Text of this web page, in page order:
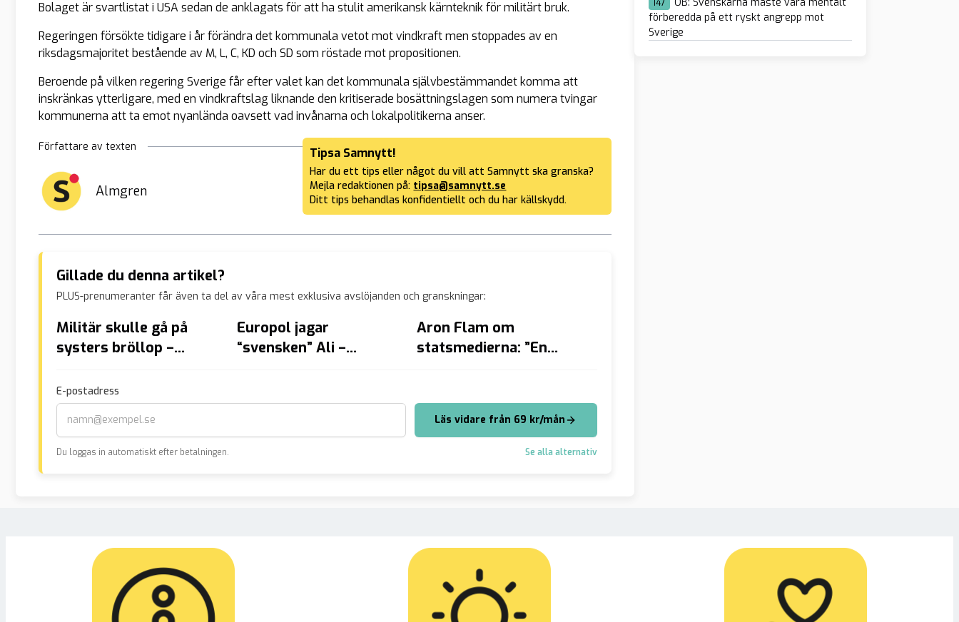
Bolaget är svartlistat i USA sedan de anklagats för att ha stulit amerikansk kärnteknik för militärt bruk.
Regeringen försökte tidigare i år förändra det kommunala vetot mot vindkraft men stoppades av en
riksdagsmajoritet bestående av M, L, C, KD och SD som röstade mot propositionen.
Beroende på vilken regering Sverige får efter valet kan det kommunala självbestämmandet komma att
inskränkas ytterligare, med en vindkraftslag liknande den kritiserade bosättningslagen som numera tvingar
kommunerna att ta emot nyanlända oavsett vad invånarna och lokalpolitikerna anser.
Författare av texten
Almgren
Tipsa Samnytt!
Har du ett tips eller något du vill att Samnytt ska granska?
Mejla redaktionen på: tipsa@samnytt.se
Ditt tips behandlas konfidentiellt och du har källskydd.
Gillade du denna artikel?
PLUS-prenumeranter får även ta del av våra mest exklusiva avslöjanden och granskningar:
Militär skulle gå på
systers bröllop –
gymnasieafghan
Europol jagar
“svensken” Ali –
köpcentrum där
Aron Flam om
statsmedierna: ”En
E-postadress
Läs vidare från 69 kr/mån
Du loggas in automatiskt efter betalningen. Se alla alternativ
147
förberedda på ett ryskt angrepp mot
Sverige